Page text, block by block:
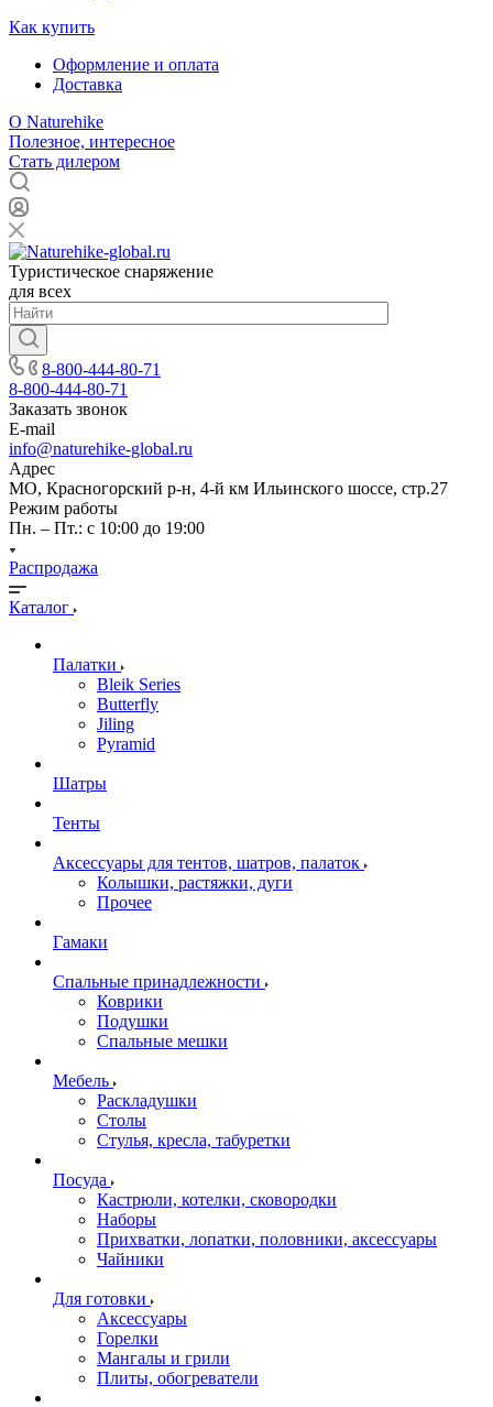
Как купить
Оформление и оплата
Доставка
О Naturehike
Полезное, интересное
Стать дилером
Туристическое снаряжение
для всех
8-800-444-80-71
8-800-444-80-71
Заказать звонок
E-mail
info@naturehike-global.ru
Адрес
МО, Красногорский р-н, 4-й км Ильинского шоссе, стр.27
Режим работы
Пн. – Пт.: с 10:00 до 19:00
Распродажа
Каталог
Палатки
Bleik Series
Butterfly
Jiling
Pyramid
Шатры
Тенты
Аксессуары для тентов, шатров, палаток
Колышки, растяжки, дуги
Прочее
Гамаки
Спальные принадлежности
Коврики
Подушки
Спальные мешки
Мебель
Раскладушки
Столы
Стулья, кресла, табуретки
Посуда
Кастрюли, котелки, сковородки
Наборы
Прихватки, лопатки, половники, аксессуары
Чайники
Для готовки
Аксессуары
Горелки
Мангалы и грили
Плиты, обогреватели